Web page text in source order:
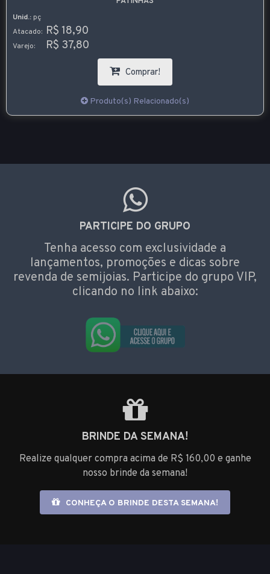
Unid.: pç
Atacado: R$ 18,90
Varejo: R$ 37,80
Comprar!
Produto(s) Relacionado(s)
PARTICIPE DO GRUPO
Tenha acesso com exclusividade a
lançamentos, promoções e dicas sobre
revenda de semijoias. Participe do grupo VIP,
clicando no link abaixo:
BRINDE DA SEMANA!
Realize qualquer compra acima de R$ 160,00 e ganhe
nosso brinde da semana!
CONHEÇA O BRINDE DESTA SEMANA!